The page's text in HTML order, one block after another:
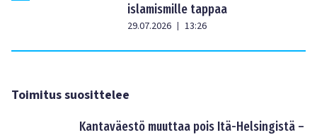
islamismille tappaa
29.07.2026 | 13:26
Toimitus suosittelee
Kantaväestö muuttaa pois Itä-Helsingistä –